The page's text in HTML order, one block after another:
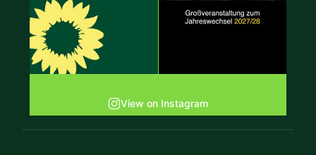
View on Instagram